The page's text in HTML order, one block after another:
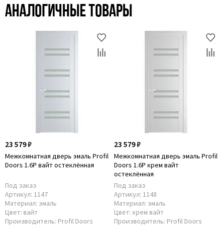
Аналогичные товары
23 579 ₽
Межкомнатная дверь эмаль Profil
Doors 1.6P вайт остеклённая
Под заказ
Артикул: 1147
Материал: эмаль
Цвет: вайт
Производитель: Profil Doors
23 579 ₽
Межкомнатная дверь эмаль Profil
Doors 1.6P крем вайт
остеклённая
Под заказ
Артикул: 1148
Материал: эмаль
Цвет: крем вайт
Производитель: Profil Doors